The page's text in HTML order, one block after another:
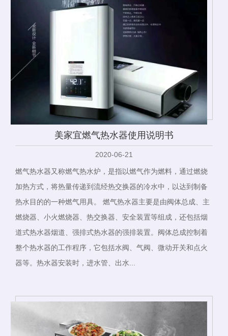
美家宜燃气热水器使用说明书
2020-06-21
燃气热水器又称燃气热水炉，是指以燃气作为燃料，通过燃烧
加热方式，将热量传递到流经热交换器的冷水中，以达到制备
热水目的的一种燃气用具。 燃气热水器主要是由阀体总成、主
燃烧器、小火燃烧器、热交换器、安全装置等组成，还包括烟
道式热水器烟道、强排式热水器的强排装置。阀体总成控制着
整个热水器的工作程序，它包括水阀、气阀、微动开关和点火
器等。热水器安装时，进水管、出水...